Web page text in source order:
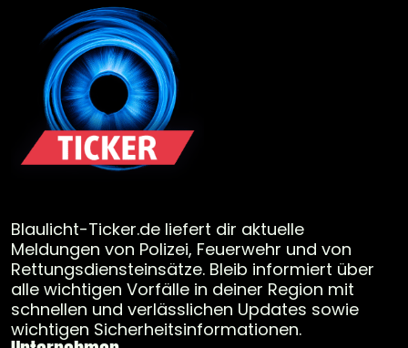
Blaulicht-Ticker.de liefert dir aktuelle
Meldungen von Polizei, Feuerwehr und von
Rettungsdiensteinsätze. Bleib informiert über
alle wichtigen Vorfälle in deiner Region mit
schnellen und verlässlichen Updates sowie
wichtigen Sicherheitsinformationen.